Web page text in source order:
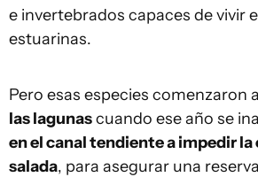
e invertebrados capaces de vivir
estuarinas.
Pero esas especies comenzaron a
las lagunascuando ese año se
en el canal tendiente a impedir la
salada, para asegurar una